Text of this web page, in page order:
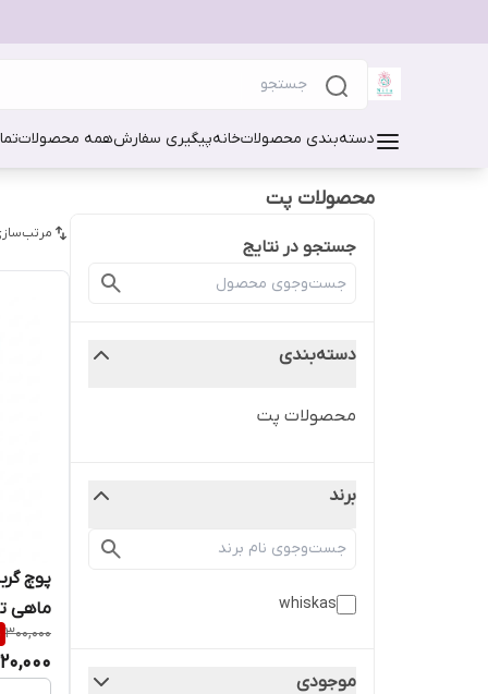
دسته‌بندی محصولاتخانهپیگیری سفارشهمه محصولات
محصولات پت
جستجو در نتایج
دسته‌بندی
محصولات پت
برند
whiskas
موجودی
پوچ
ماهی تن
300,000